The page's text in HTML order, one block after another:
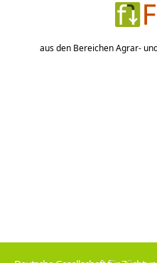
aus den Bereichen Agrar-